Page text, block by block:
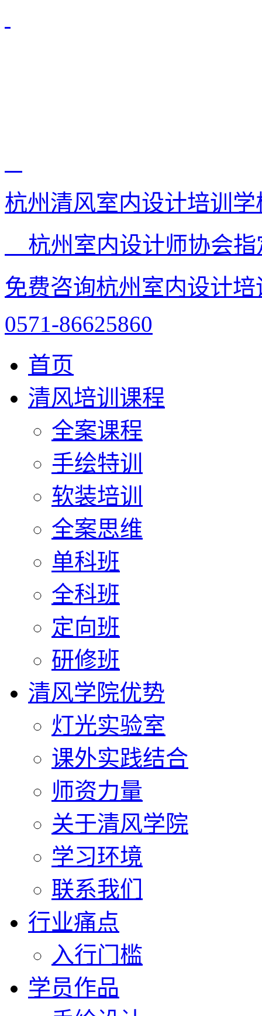
杭州清风室内设计培训学
杭州室内设计师协会
免费咨询杭州室内设计
0571-86625860
首页
清风培训课程
全案课程
手绘特训
软装培训
全案思维
单科班
全科班
定向班
研修班
清风学院优势
灯光实验室
课外实践结合
师资力量
关于清风学院
学习环境
联系我们
行业痛点
入行门槛
学员作品